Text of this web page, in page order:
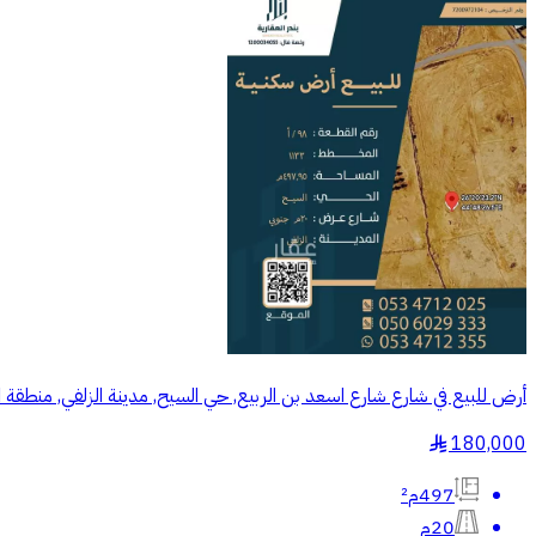
أرض للبيع في شارع شارع اسعد بن الربيع, حي السيح, مدينة الزلفي,
180,000
§
497م²
20م